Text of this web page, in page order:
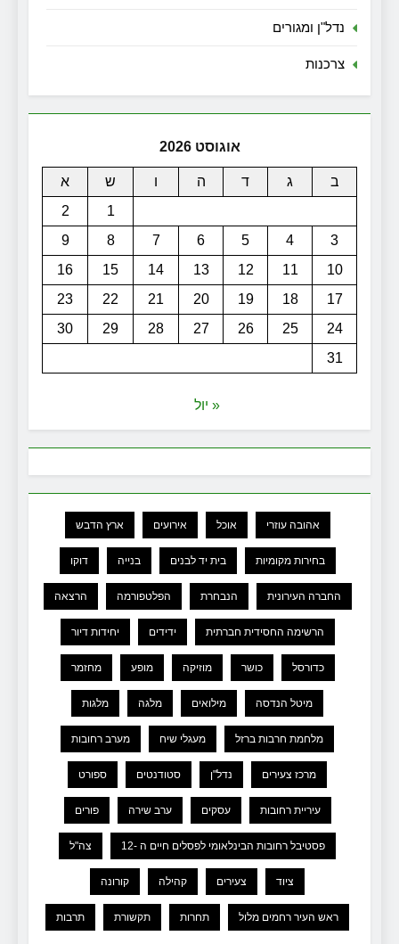
נדל"ן ומגורים
צרכנות
אוגוסט 2026
ב ג ד ה ו ש
א
1
2
3
4
5
6
7
8
9
10
11
12
13
14
15
16
17
18
19
20
21
22
23
24
25
26
27
28
29
30
31
« יול
אהובה עוזרי אוכל אירועים ארץ הדבש
בחירות מקומיות בית יד לבנים בנייה דוקו
החברה העירונית הנבחרת הפלטפורמה הרצאה
הרשימה החסידית חברתית ידידים יחידות דיור
כדורסל כושר מוזיקה מופע מחזמר
מיטל הנדסה מילואים מלגה מלגות
מלחמת חרבות ברזל מעגלי שיח מערב רחובות
מרכז צעירים נדל"ן סטודנטים ספורט
עיריית רחובות עסקים ערב שירה פורים
פסטיבל רחובות הבינלאומי לפסלים חיים ה -12 צה"ל
ציוד צעירים קהילה קורונה
ראש העיר רחמים מלול תחרות תקשורת תרבות